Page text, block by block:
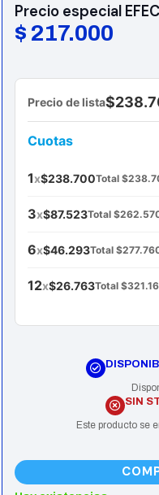
Precio especial
$ 217.000
Precio de lista
Cuotas
1x$238.700Total
3x$87.523Total
6x$46.293Total
12x$26.763Total
SIN
Este producto se